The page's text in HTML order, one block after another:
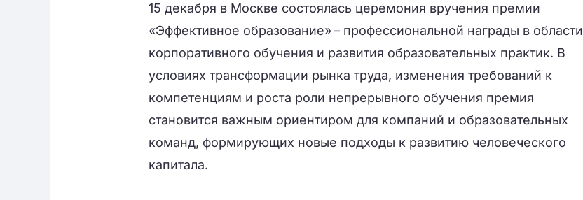
15 декабря в Москве состоялась церемония вручения премии
«Эффективное образование» – профессиональной награды в области
корпоративного обучения и развития образовательных практик. В
условиях трансформации рынка труда, изменения требований к
компетенциям и роста роли непрерывного обучения премия
становится важным ориентиром для компаний и образовательных
команд, формирующих новые подходы к развитию человеческого
капитала.